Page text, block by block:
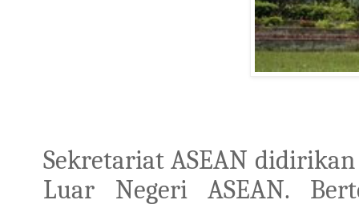
Sekretariat ASEAN didirikan
Luar Negeri
ASEAN.